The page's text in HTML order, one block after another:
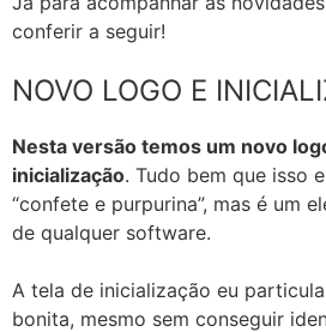
conferir a seguir!
NOVO LOGO E
Nesta versão temos um novo
inicialização. Tudo bem que isso
“confete e purpurina”, mas é um
de qualquer software.
A tela de inicialização eu
bonita, mesmo sem conseguir